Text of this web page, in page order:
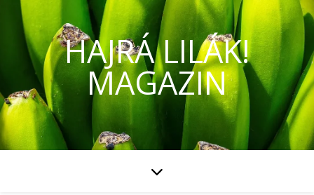
HAJRÁ LILÁK!
MAGAZIN